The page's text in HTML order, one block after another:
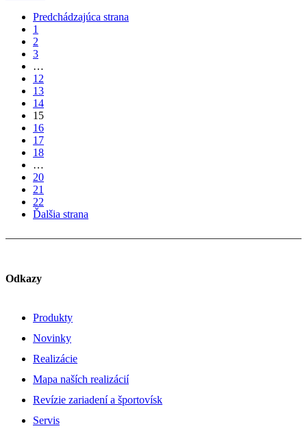
Predchádzajúca strana
1
2
3
…
12
13
14
15
16
17
18
…
20
21
22
Ďalšia strana
Odkazy
Produkty
Novinky
Realizácie
Mapa naších realizácií
Revízie zariadení a športovísk
Servis